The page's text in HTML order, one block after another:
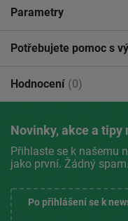
Parametry
Potřebujete pomoc s
Hodnocení (0)
Novinky, akce a
Přihlaste se k našemu
jako první. Žádný
Po přihlášení se k